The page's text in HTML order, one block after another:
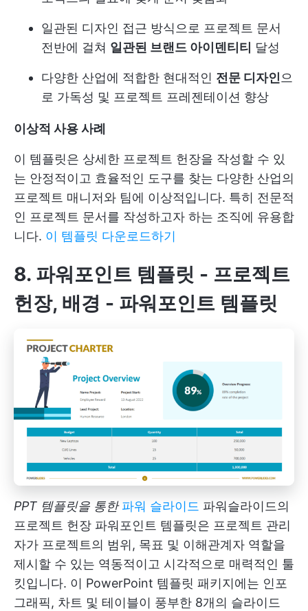
일관된 디자인 접근 방식으로 프로젝트 문서
전반에 걸쳐 일관된 브랜드 아이덴티티 달성
다양한 산업에 적합한 현대적인 전문 디자인 으
로 가독성 및 프로젝트 프레젠테이션 향상
이상적 사용 사례
이 템플릿은 상세한 프로젝트 헌장을 작성할 수 있
는 안정적이고 효율적인 도구를 찾는 다양한 산업의
프로젝트 매니저와 팀에 이상적입니다. 특히 전문적
인 프로젝트 문서를 작성하고자 하는 조직에 유용합
니다. 이 템플릿 다운로드하기
8. 파워포인트 템플릿 - 프로젝트
헌장, 배경 - 파워포인트 템플릿
PPT 템플릿을 통한 파워 슬라이드 파워슬라이드의
프로젝트 헌장 파워포인트 템플릿은 프로젝트 관리
자가 프로젝트의 범위, 목표 및 이해관계자 역할을
제시할 수 있는 역동적이고 시각적으로 매력적인 툴
킷입니다. 이 PowerPoint 템플릿 패키지에는 인포
그래픽, 차트 및 테이블이 풍부한 8개의 슬라이드